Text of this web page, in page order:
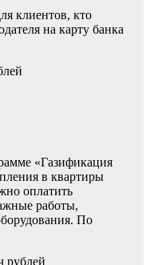
клиентов, кто
на карту банка
«Газификация
в квартиры
оплатить
работы,
По
рублей